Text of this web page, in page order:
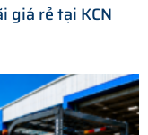
giá rẻ tại KCN